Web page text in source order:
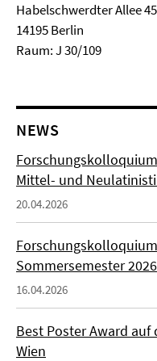
Habelschwerdter Allee 45
14195 Berlin
Raum: J 30/109
NEWS
Mittel- und
20.04.2026
Sommersemester 2026
16.04.2026
Best Poster Award auf
Wien